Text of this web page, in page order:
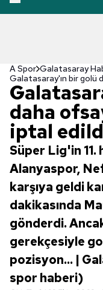
A Spor Galatasaray
daha
iptal
Süper Lig'in
Alanyaspor,
karşıya geldi
dakikasında
gönderdi.
gerekçesiyle
pozisyon... |
spor haberi)